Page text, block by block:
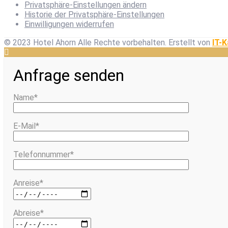
Privatsphäre-Einstellungen ändern
Historie der Privatsphäre-Einstellungen
Einwilligungen widerrufen
© 2023 Hotel Ahorn Alle Rechte vorbehalten. Erstellt von IT-
Anfrage senden
Name*
E-Mail*
Telefonnummer*
Anreise*
Abreise*